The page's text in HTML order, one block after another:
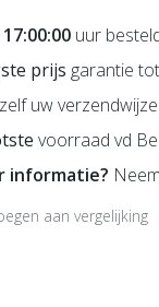
17:00:00 uur
prijs garantie
zelf uw verzendwijze
voorraad vd
informatie?
aan vergelijking